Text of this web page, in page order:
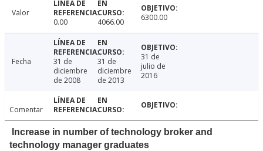
Valor
0.00
4066.00 6300.00
Fecha
31 de
diciembre
de 2008
31 de
diciembre
de 2013
31 de
julio de
2016
Comentar
Increase in number of technology broker and
technology manager graduates